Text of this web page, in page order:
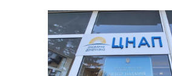
поддержки для украинцев,
последствия войны, утрату,
тревогу. Занятия будут